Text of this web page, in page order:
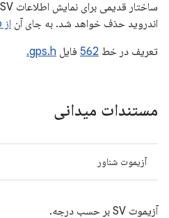
اندروید حذف خواهد شد. به جای آن از GnssSvInfo
تعریف در خط 562 فایل gps.h.
مستندات میدانی
آزیموت شناور
آزیموت SV بر حسب درجه.